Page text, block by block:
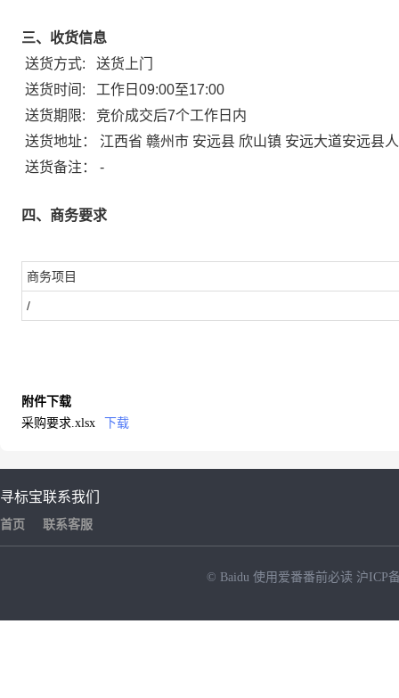
三、收货信息
送货方式: 送货上门
送货时间: 工作日09:00至17:00
送货期限: 竞价成交后7个工作日内
送货地址： 江西省 赣州市 安远县 欣山镇 安远大道安远县
送货备注： -
四、商务要求
商务项目
/
附件下载
采购要求.xlsx
下载
寻标宝
首页
联系我们
联系客服
© Baidu 使用爱番番前必读 沪ICP